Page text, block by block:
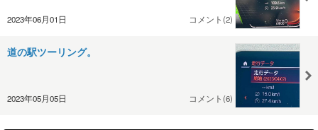
2023年06月01日 コメント(2)
道の駅ツーリング。
2023年05月05日 コメント(6)